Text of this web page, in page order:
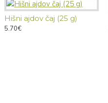
Hišni ajdov čaj (25 g)
5.70€